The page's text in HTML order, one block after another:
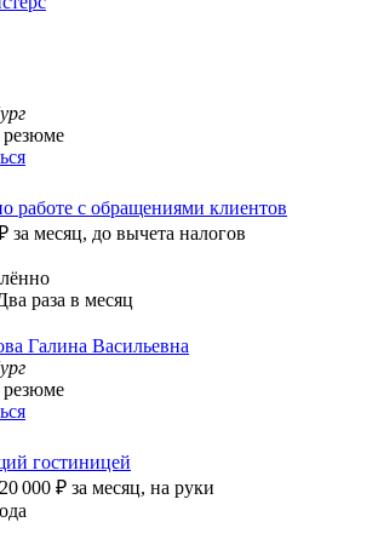
работе с обращениями клиентов
за месяц, до вычета налогов
раза в месяц
Галина Васильевна
гостиницей
000 ₽ за месяц, на руки